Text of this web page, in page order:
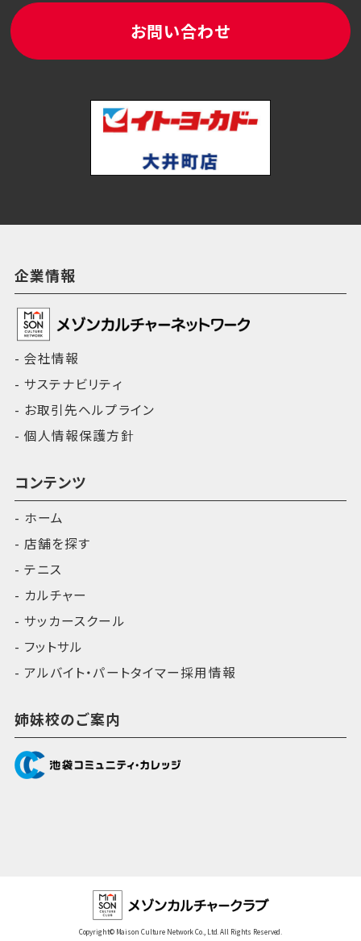
お問い合わせ
企業情報
会社情報
サステナビリティ
お取引先ヘルプライン
個人情報保護方針
コンテンツ
ホーム
店舗を探す
テニス
カルチャー
サッカースクール
フットサル
アルバイト・パートタイマー採用情報
姉妹校のご案内
Copyright© Maison Culture Network Co., Ltd. All Rights Reserved.